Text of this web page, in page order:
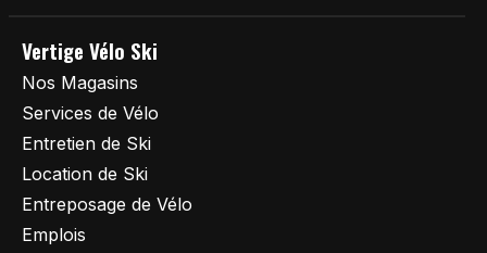
Vertige Vélo Ski
Nos Magasins
Services de Vélo
Entretien de Ski
Location de Ski
Entreposage de Vélo
Emplois